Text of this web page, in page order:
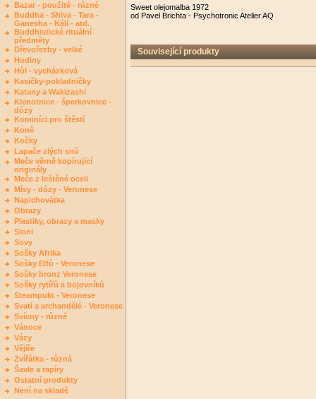
Bazar - použité - různé
Buddha - Shiva - Tara -
Ganesha - Kálí - atd.
Buddhistické rituální
předměty
Dřevořezby - velké
Hodiny
Hůl - vycházková
Kasičky-pokladničky
Katany a Wakizashi
Klenotnice - šperkovnice -
dózy
Kominíci pro štěstí
Koně
Kočky
Lapače zlých snů
Meče věrně kopírující
originály
Meče z leštěné oceli
Mísy - dózy - Veronese
Napichovátka
Obrazy
Plastiky, obrazy a masky
Sloni
Sovy
Sošky Afrika
Sošky Elfů - Veronese
Sošky bronz Veronese
Sošky rytířů a bojovníků
Steampukt - Veronese
Svatí a archandělé - Veronese
Svícny - různé
Vánoce
Vázy
Vějíře
Zvířátka - různá
Šavle a rapíry
Ostatní produkty
Není na skladě
Sweet olejomalba 1972
od Pavel Brichta - Psychotronic Atelier AQ
Související produkty